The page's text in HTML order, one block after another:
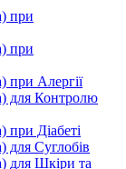
при
при
при Алергії
для Контролю
Діабеті
для Суглобів
для Шкіри та